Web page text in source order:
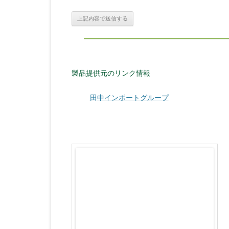
製品提供元のリンク情報
田中インポートグループ